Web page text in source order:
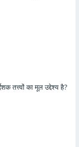
तत्त्वों का मूल उद्देश्य है?